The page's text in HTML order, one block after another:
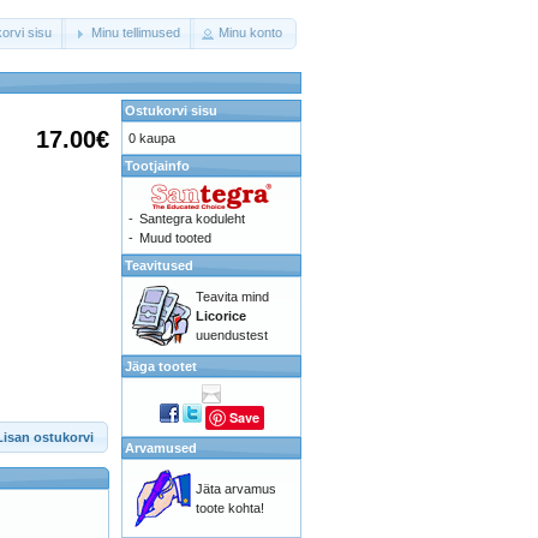
sisu Minu tellimused Minu konto
17.00€
ostukorvi
Ostukorvi sisu
0 kaupa
Tootjainfo
- Santegra koduleht
- Muud tooted
Teavitused
Teavita mind
Licorice
uuendustest
Jäga tootet
Save
Arvamused
Jäta arvamus
toote kohta!